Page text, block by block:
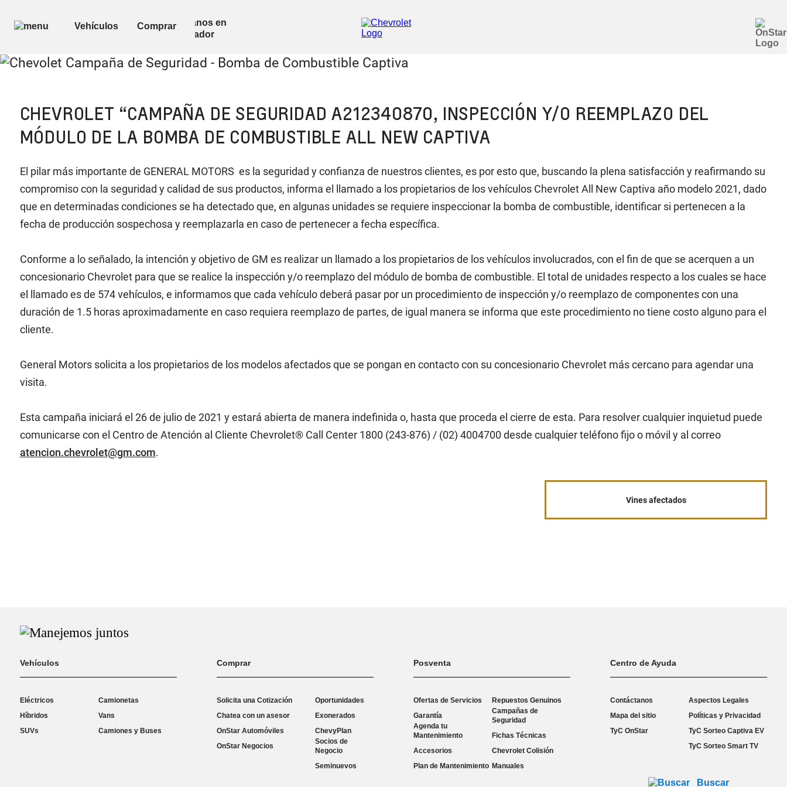
CHEVROLET “CAMPAÑA DE SEGURIDAD A212340870, INSPECCIÓN Y/O REEMPLAZO DEL
MÓDULO DE LA BOMBA DE COMBUSTIBLE ALL NEW CAPTIVA
El pilar más importante de GENERAL MOTORS es la seguridad y confianza de nuestros clientes, es por esto que, buscando la plena satisfacción y reafirmando su
compromiso con la seguridad y calidad de sus productos, informa el llamado a los propietarios de los vehículos Chevrolet All New Captiva año modelo 2021, dado
que en determinadas condiciones se ha detectado que, en algunas unidades se requiere inspeccionar la bomba de combustible, identificar si pertenecen a la
fecha de producción sospechosa y reemplazarla en caso de pertenecer a fecha específica.
Conforme a lo señalado, la intención y objetivo de GM es realizar un llamado a los propietarios de los vehículos involucrados, con el fin de que se acerquen a un
concesionario Chevrolet para que se realice la inspección y/o reemplazo del módulo de bomba de combustible. El total de unidades respecto a los cuales se hace
el llamado es de 574 vehículos, e informamos que cada vehículo deberá pasar por un procedimiento de inspección y/o reemplazo de componentes con una
duración de 1.5 horas aproximadamente en caso requiera reemplazo de partes, de igual manera se informa que este procedimiento no tiene costo alguno para el
cliente.
General Motors solicita a los propietarios de los modelos afectados que se pongan en contacto con su concesionario Chevrolet más cercano para agendar una
visita.
Esta campaña iniciará el 26 de julio de 2021 y estará abierta de manera indefinida o, hasta que proceda el cierre de esta. Para resolver cualquier inquietud puede
comunicarse con el Centro de Atención al Cliente Chevrolet® Call Center 1800 (243-876) / (02) 4004700 desde cualquier teléfono fijo o móvil y al correo
atencion.chevrolet@gm.com.
Vines afectados